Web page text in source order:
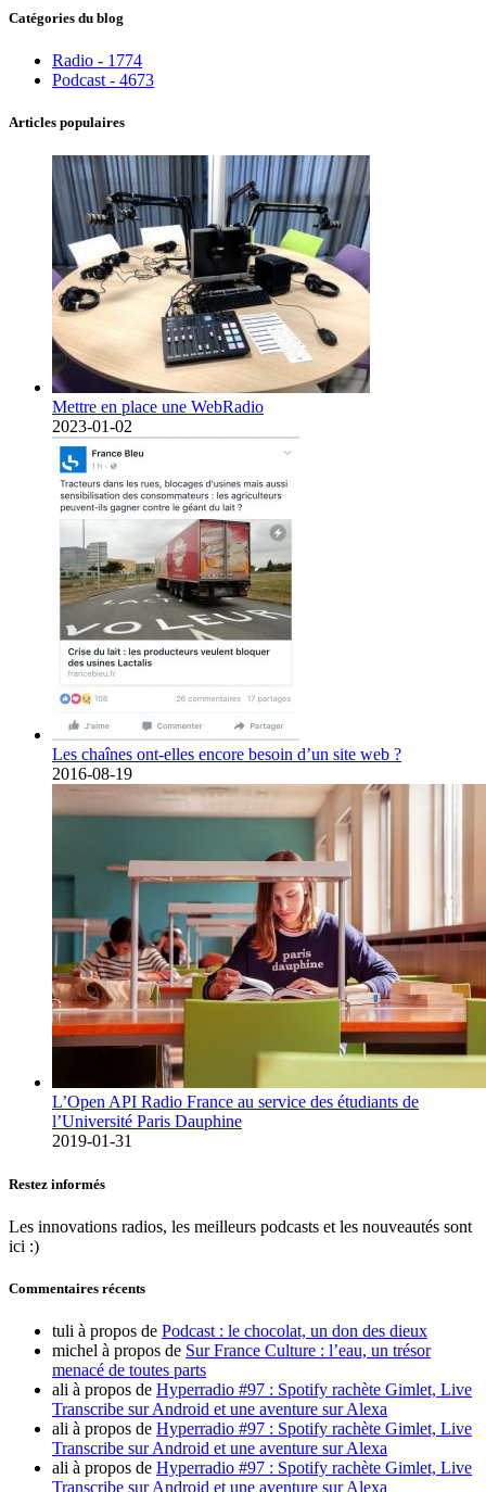
Catégories du blog
Radio - 1774
Podcast - 4673
Articles populaires
Mettre en place une WebRadio
2023-01-02
Les chaînes ont-elles encore besoin d’un site web ?
2016-08-19
L’Open API Radio France au service des étudiants de
l’Université Paris Dauphine
2019-01-31
Restez informés
Les innovations radios, les meilleurs podcasts et les nouveautés sont
ici :)
Commentaires récents
tuli à propos de Podcast : le chocolat, un don des dieux
michel à propos de Sur France Culture : l’eau, un trésor
menacé de toutes parts
ali à propos de Hyperradio #97 : Spotify rachète Gimlet, Live
Transcribe sur Android et une aventure sur Alexa
ali à propos de Hyperradio #97 : Spotify rachète Gimlet, Live
Transcribe sur Android et une aventure sur Alexa
ali à propos de Hyperradio #97 : Spotify rachète Gimlet, Live
Transcribe sur Android et une aventure sur Alexa